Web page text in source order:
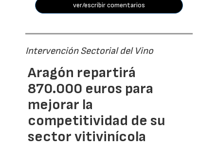
ver/escribir comentarios
Intervención Sectorial del Vino
Aragón repartirá
870.000 euros para
mejorar la
competitividad de su
sector vitivinícola